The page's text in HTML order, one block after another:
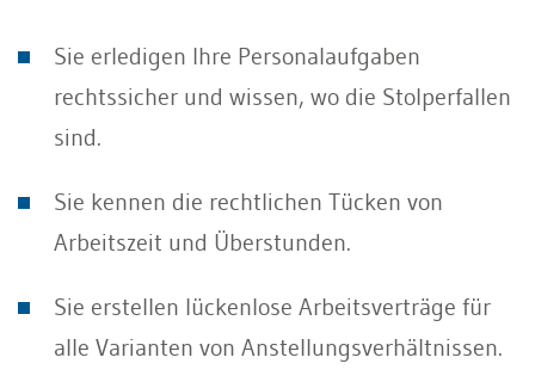
Sie erledigen Ihre Personalaufgaben
rechtssicher und wissen, wo die Stolperfallen
sind.
Sie kennen die rechtlichen Tücken von
Arbeitszeit und Überstunden.
Sie erstellen lückenlose Arbeitsverträge für
alle Varianten von Anstellungsverhältnissen.